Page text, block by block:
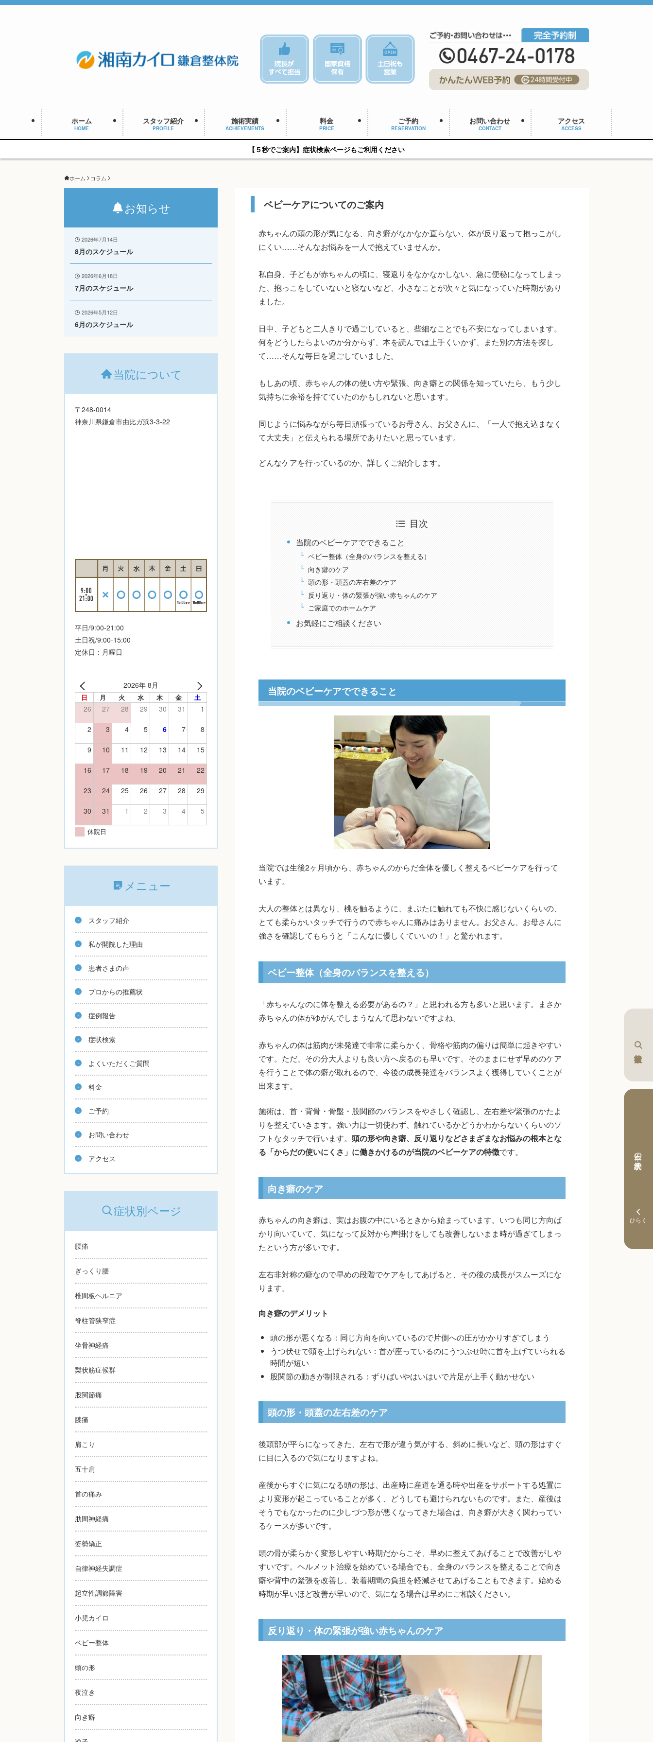
ホーム
HOME
スタッフ紹介
PROFILE
施術実績
ACHIEVEMENTS
料金
PRICE
ご予約
RESERVATION
お問い合わせ
CONTACT
アクセス
ACCESS
【５秒でご案内】症状検索ページもご利用ください
ホーム コラム
ベビーケアについてのご案内
本日の予約状況
赤ちゃんの頭の形が気になる、向き癖がなかなか直らない、体が反り返って抱っこがし
にくい……そんなお悩みを一人で抱えていませんか。
私自身、子どもが赤ちゃんの頃に、寝返りをなかなかしない、急に便秘になってしまっ
た、抱っこをしていないと寝ないなど、小さなことが次々と気になっていた時期があり
ました。
日中、子どもと二人きりで過ごしていると、些細なことでも不安になってしまいます。
何をどうしたらよいのか分からず、本を読んでは上手くいかず、また別の方法を探し
て……そんな毎日を過ごしていました。
もしあの頃、赤ちゃんの体の使い方や緊張、向き癖との関係を知っていたら、もう少し
気持ちに余裕を持てていたのかもしれないと思います。
同じように悩みながら毎日頑張っているお母さん、お父さんに、「一人で抱え込まなく
て大丈夫」と伝えられる場所でありたいと思っています。
どんなケアを行っているのか、詳しくご紹介します。
目次
当院のベビーケアでできること
ベビー整体（全身のバランスを整える）
向き癖のケア
頭の形・頭蓋の左右差のケア
反り返り・体の緊張が強い赤ちゃんのケア
ご家庭でのホームケア
お気軽にご相談ください
当院のベビーケアでできること
当院では生後2ヶ月頃から、赤ちゃんのからだ全体を優しく整えるベビーケアを行って
います。
大人の整体とは異なり、桃を触るように、まぶたに触れても不快に感じないくらいの、
とても柔らかいタッチで行うので赤ちゃんに痛みはありません。お父さん、お母さんに
強さを確認してもらうと「こんなに優しくていいの！」と驚かれます。
ベビー整体（全身のバランスを整える）
「赤ちゃんなのに体を整える必要があるの？」と思われる方も多いと思います。まさか
赤ちゃんの体がゆがんでしまうなんて思わないですよね。
赤ちゃんの体は筋肉が未発達で非常に柔らかく、骨格や筋肉の偏りは簡単に起きやすい
です。ただ、その分大人よりも良い方へ戻るのも早いです。そのままにせず早めのケア
を行うことで体の癖が取れるので、今後の成長発達をバランスよく獲得していくことが
出来ます。
施術は、首・背骨・骨盤・股関節のバランスをやさしく確認し、左右差や緊張のかたよ
りを整えていきます。強い力は一切使わず、触れているかどうかわからないくらいのソ
フトなタッチで行います。 頭の形や向き癖、反り返りなどさまざまなお悩みの根本とな
る「からだの使いにくさ」に働きかけるのが当院のベビーケアの特徴です。
向き癖のケア
赤ちゃんの向き癖は、実はお腹の中にいるときから始まっています。いつも同じ方向ば
かり向いていて、気になって反対から声掛けをしても改善しないまま時が過ぎてしまっ
たという方が多いです。
左右非対称の癖なので早めの段階でケアをしてあげると、その後の成長がスムーズにな
ります。
向き癖のデメリット
頭の形が悪くなる：同じ方向を向いているので片側への圧がかかりすぎてしまう
うつ伏せで頭を上げられない：首が座っているのにうつぶせ時に首を上げていられる
時間が短い
股関節の動きが制限される：ずりばいやはいはいで片足が上手く動かせない
頭の形・頭蓋の左右差のケア
後頭部が平らになってきた、左右で形が違う気がする、斜めに長いなど、頭の形はすぐ
に目に入るので気になりますよね。
産後からすぐに気になる頭の形は、出産時に産道を通る時や出産をサポートする処置に
より変形が起こっていることが多く、どうしても避けられないものです。また、産後は
そうでもなかったのに少しづつ形が悪くなってきた場合は、向き癖が大きく関わってい
るケースが多いです。
頭の骨が柔らかく変形しやすい時期だからこそ、早めに整えてあげることで改善がしや
すいです。ヘルメット治療を始めている場合でも、全身のバランスを整えることで向き
癖や背中の緊張を改善し、装着期間の負担を軽減させてあげることもできます。始める
時期が早いほど改善が早いので、気になる場合は早めにご相談ください。
反り返り・体の緊張が強い赤ちゃんのケア
お知らせ
2026年7月14日
8月のスケジュール
2026年6月18日
7月のスケジュール
2026年5月12日
6月のスケジュール
当院について
〒248-0014
神奈川県鎌倉市由比ガ浜3-3-22
平日/9:00-21:00
土日祝/9:00-15:00
定休日：月曜日
2026年 8月
日 月 火 水 木 金 土
26 27 28 29 30 31 1
2 3 4 5 6 7 8
9 10 11 12 13 14 15
16 17 18 19 20 21 22
23 24 25 26 27 28 29
30 31 1 2 3 4 5
休院日
メニュー
スタッフ紹介
私が開院した理由
患者さまの声
プロからの推薦状
症例報告
症状検索
よくいただくご質問
料金
ご予約
お問い合わせ
アクセス
症状別ページ
腰痛
ぎっくり腰
椎間板ヘルニア
脊柱管狭窄症
坐骨神経痛
梨状筋症候群
股関節痛
膝痛
肩こり
五十肩
首の痛み
肋間神経痛
姿勢矯正
自律神経失調症
起立性調節障害
小児カイロ
ベビー整体
頭の形
夜泣き
向き癖